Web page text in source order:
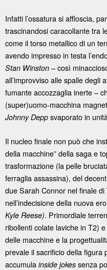
Infatti l’ossatura si affloscia,
trascinandosi caracollante tra
come il torso metallico di un
avendo impresso in testa
Stan Winston – così
all’improvviso alle spalle degli
fumante accozzaglia inerte –
(super)uomo-macchina
Johnny Depp svaporato in
Il nucleo finale non può che
della macchine” della saga e
trasformazione (la pelle
ferraglia assassina), del
due Sarah Connor nel finale di
nell’indecisione della nuova
Kyle Reese). Primordiale
ribollenti colate laviche in T2)
delle macchine e la
prevale il sacrificio della figura
accumula inside jokes senza